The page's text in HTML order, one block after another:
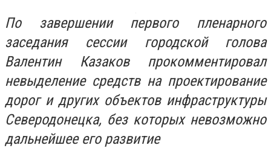
По завершении первого пленарного
заседания сессии городской голова
Валентин Казаков прокомментировал
невыделение средств на проектирование
дорог и других объектов инфраструктуры
Северодонецка, без которых невозможно
дальнейшее его развитие